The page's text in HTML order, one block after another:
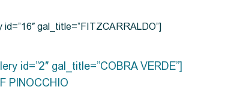
gal_title=”FITZCARRALDO”]
id=”2″ gal_title=”COBRA VERDE”]
PINOCCHIO